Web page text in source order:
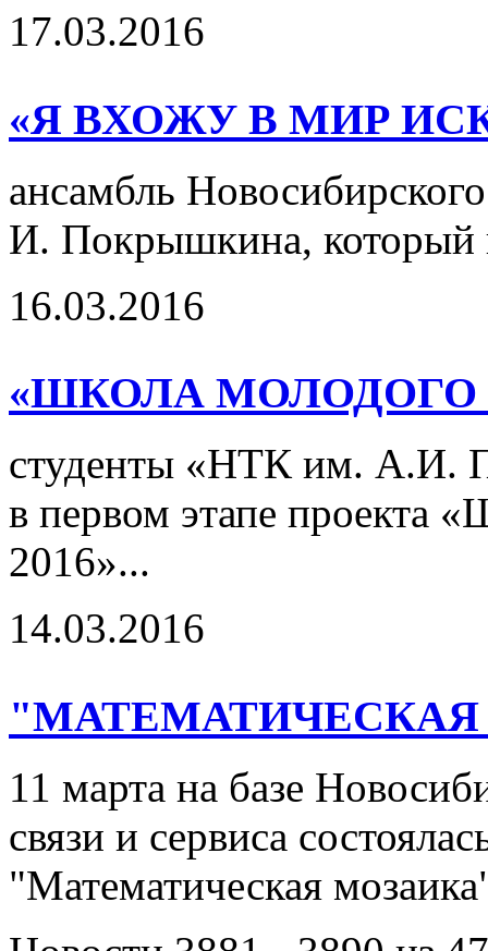
17.03.2016
«Я ВХОЖУ В МИР
ансамбль
И. Покрышкина, который
16.03.2016
«ШКОЛА МОЛОДОГО
студенты «НТК им. А.И.
в первом этапе проекта
2016»...
14.03.2016
11 марта на базе
связи и сервиса
"Математическая